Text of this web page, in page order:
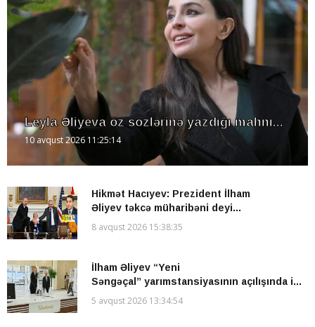
Leyla Əliyeva öz sözlərinə yazdığı mahnı...
10 avqust 2026 11:25:14
Hikmət Hacıyev: Prezident İlham
Əliyev təkcə müharibəni deyi...
8 avqust 2026 15:38:35
İlham Əliyev “Yeni
Səngəçal” yarımstansiyasının açılışında i...
5 avqust 2026 13:34:54